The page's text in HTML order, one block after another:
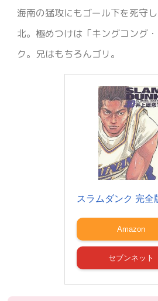
海南の猛攻にもゴール下を死守
北。極めつけは「キングコング
ク。兄はもちろんゴリ。
スラムダンク 完全
Amazon
セブンネット